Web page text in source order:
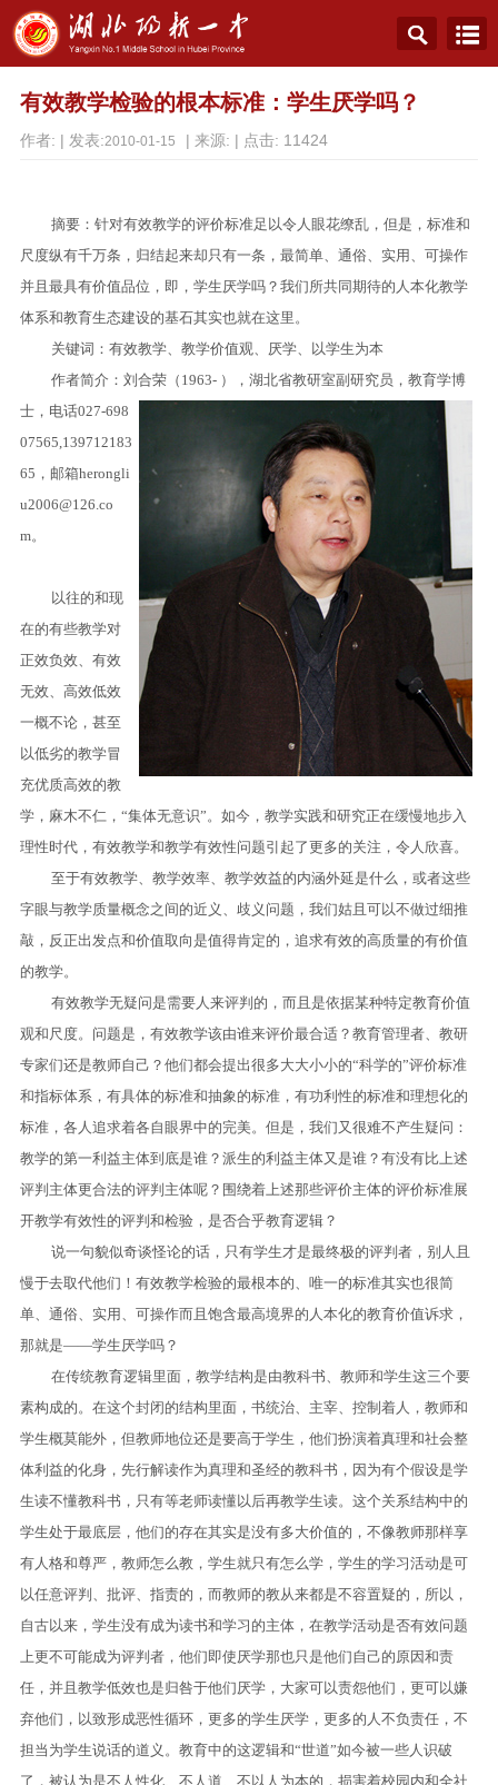
有效教学检验的根本标准：学生厌学吗？
作者: | 发表:2010-01-15 | 来源: | 点击: 11424
摘要：针对有效教学的评价标准足以令人眼花缭乱，但是，标准和
尺度纵有千万条，归结起来却只有一条，最简单、通俗、实用、可操作
并且最具有价值品位，即，学生厌学吗？我们所共同期待的人本化教学
体系和教育生态建设的基石其实也就在这里。
关键词：有效教学、教学价值观、厌学、以学生为本
作者简介：刘合荣（ 1963- ），湖北省教研室副研究员，教育学博
士，电话027-698
07565,139712183
65 ，邮箱herongli
u2006@126.co
m。
以往的和现
在的有些教学对
正效负效、有效
无效、高效低效
一概不论，甚至
以低劣的教学冒
充优质高效的教
学，麻木不仁，“集体无意识”。如今，教学实践和研究正在缓慢地步入
理性时代，有效教学和教学有效性问题引起了更多的关注，令人欣喜。
至于有效教学、教学效率、教学效益的内涵外延是什么，或者这些
字眼与教学质量概念之间的近义、歧义问题，我们姑且可以不做过细推
敲，反正出发点和价值取向是值得肯定的，追求有效的高质量的有价值
的教学。
有效教学无疑问是需要人来评判的，而且是依据某种特定教育价值
观和尺度。问题是，有效教学该由谁来评价最合适？教育管理者、教研
专家们还是教师自己？他们都会提出很多大大小小的“科学的”评价标准
和指标体系，有具体的标准和抽象的标准，有功利性的标准和理想化的
标准，各人追求着各自眼界中的完美。但是，我们又很难不产生疑问：
教学的第一利益主体到底是谁？派生的利益主体又是谁？有没有比上述
评判主体更合法的评判主体呢？围绕着上述那些评价主体的评价标准展
开教学有效性的评判和检验，是否合乎教育逻辑？
说一句貌似奇谈怪论的话，只有学生才是最终极的评判者，别人且
慢于去取代他们！有效教学检验的最根本的、唯一的标准其实也很简
单、通俗、实用、可操作而且饱含最高境界的人本化的教育价值诉求，
那就是——学生厌学吗？
在传统教育逻辑里面，教学结构是由教科书、教师和学生这三个要
素构成的。在这个封闭的结构里面，书统治、主宰、控制着人，教师和
学生概莫能外，但教师地位还是要高于学生，他们扮演着真理和社会整
体利益的化身，先行解读作为真理和圣经的教科书，因为有个假设是学
生读不懂教科书，只有等老师读懂以后再教学生读。这个关系结构中的
学生处于最底层，他们的存在其实是没有多大价值的，不像教师那样享
有人格和尊严，教师怎么教，学生就只有怎么学，学生的学习活动是可
以任意评判、批评、指责的，而教师的教从来都是不容置疑的，所以，
自古以来，学生没有成为读书和学习的主体，在教学活动是否有效问题
上更不可能成为评判者，他们即使厌学那也只是他们自己的原因和责
任，并且教学低效也是归咎于他们厌学，大家可以责怨他们，更可以嫌
弃他们，以致形成恶性循环，更多的学生厌学，更多的人不负责任，不
担当为学生说话的道义。教育中的这逻辑和“世道”如今被一些人识破
了，被认为是不人性化、不人道、不以人为本的，损害着校园内和全社